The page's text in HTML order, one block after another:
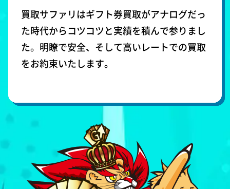
買取サファリはギフト券買取がアナログだっ
た時代からコツコツと実績を積んで参りまし
た。明瞭で安全、そして高いレートでの買取
をお約束いたします。